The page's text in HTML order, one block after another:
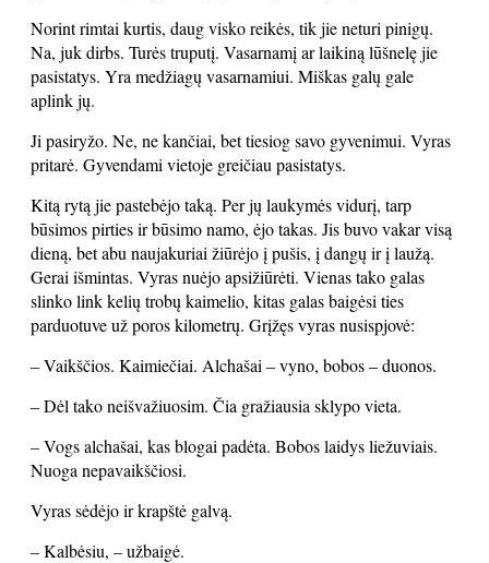
Norint rimtai kurtis, daug visko reikės, tik jie neturi pinigų.
Na, juk dirbs. Turės truputį. Vasarnamį ar laikiną lūšnelę jie
pasistatys. Yra medžiagų vasarnamiui. Miškas galų gale
aplink jų.
Ji pasiryžo. Ne, ne kančiai, bet tiesiog savo gyvenimui. Vyras
pritarė. Gyvendami vietoje greičiau pasistatys.
Kitą rytą jie pastebėjo taką. Per jų laukymės vidurį, tarp
būsimos pirties ir būsimo namo, ėjo takas. Jis buvo vakar visą
dieną, bet abu naujakuriai žiūrėjo į pušis, į dangų ir į laužą.
Gerai išmintas. Vyras nuėjo apsižiūrėti. Vienas tako galas
slinko link kelių trobų kaimelio, kitas galas baigėsi ties
parduotuve už poros kilometrų. Grįžęs vyras nusispjovė:
– Vaikščios. Kaimiečiai. Alchašai – vyno, bobos – duonos.
– Dėl tako neišvažiuosim. Čia gražiausia sklypo vieta.
– Vogs alchašai, kas blogai padėta. Bobos laidys liežuviais.
Nuoga nepavaikščiosi.
Vyras sėdėjo ir krapštė galvą.
– Kalbėsiu, – užbaigė.